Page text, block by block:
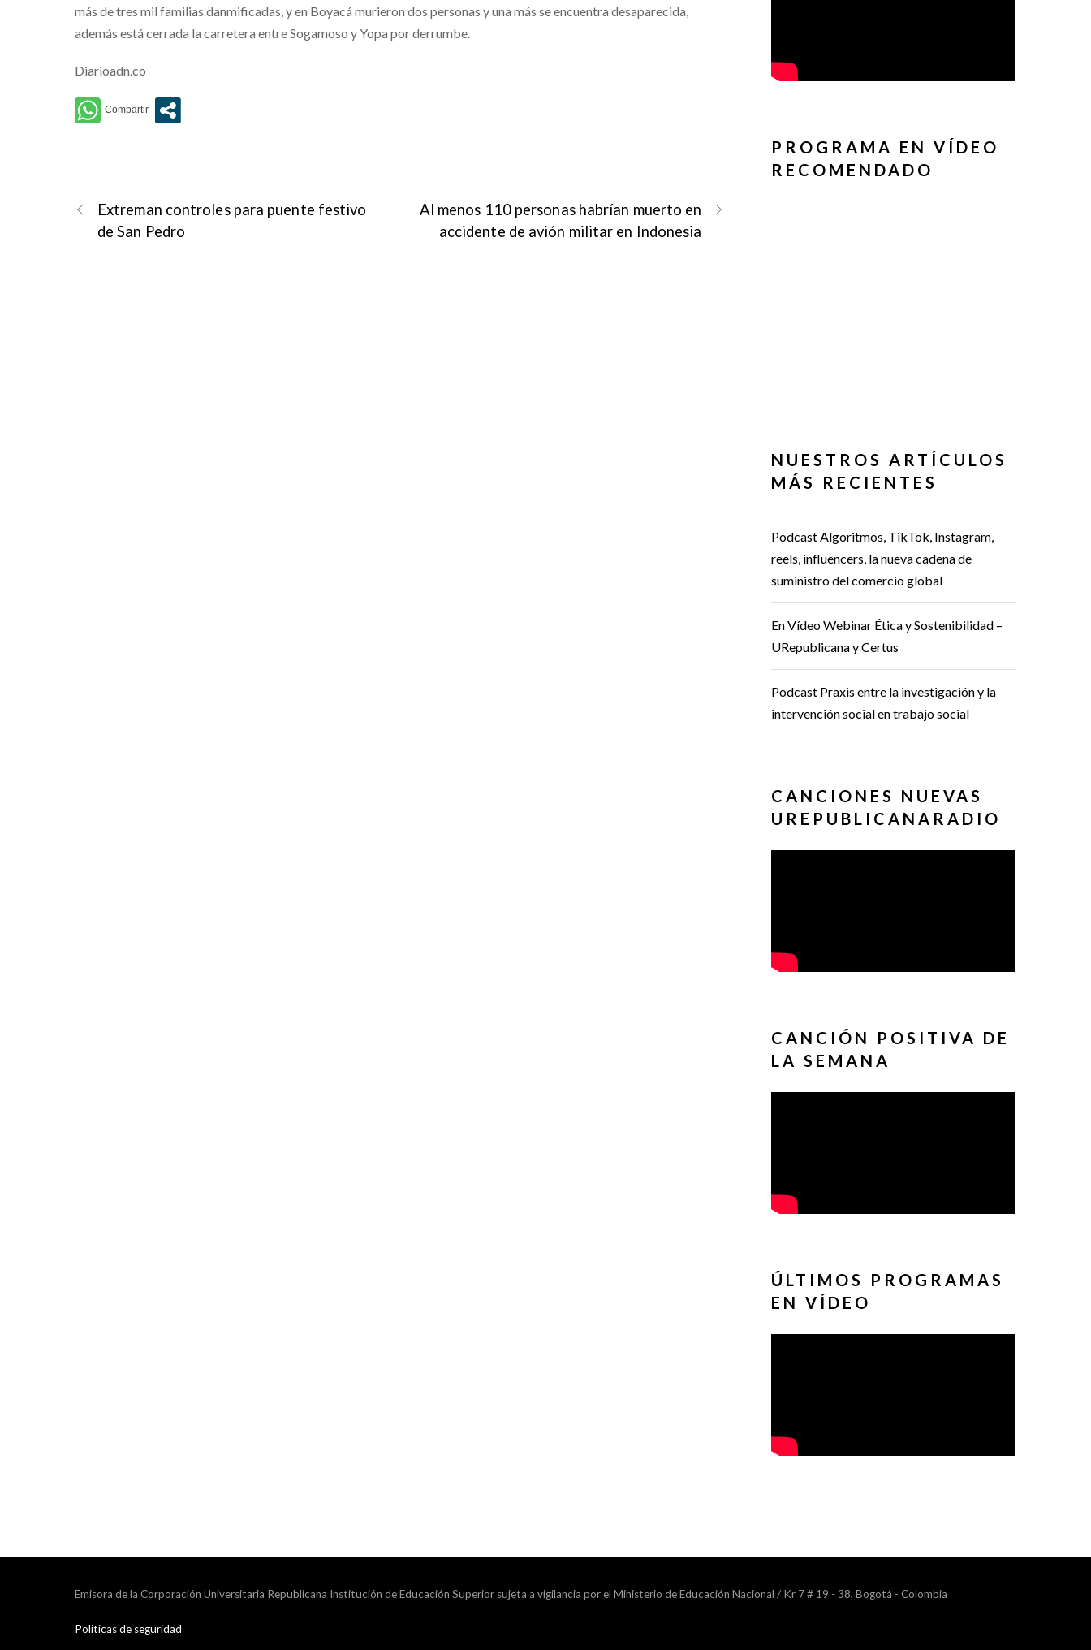
más de tres mil familias danmificadas, y en Boyacá murieron dos personas y una más se encuentra desaparecida,
además está cerrada la carretera entre Sogamoso y Yopa por derrumbe.
Diarioadn.co
Extreman controles para puente festivo
de San Pedro
Al menos 110 personas habrían muerto en
accidente de avión militar en Indonesia
PROGRAMA EN VÍDEO
RECOMENDADO
NUESTROS ARTÍCULOS
MÁS RECIENTES
Podcast Algoritmos, TikTok, Instagram,
reels, influencers, la nueva cadena de
suministro del comercio global
En Vídeo Webinar Ética y Sostenibilidad –
URepublicana y Certus
Podcast Praxis entre la investigación y la
intervención social en trabajo social
CANCIONES NUEVAS
UREPUBLICANARADIO
CANCIÓN POSITIVA DE
LA SEMANA
ÚLTIMOS PROGRAMAS
EN VÍDEO
Emisora de la Corporación Universitaria Republicana Institución de Educación Superior sujeta a vigilancia por el Ministerio de Educación Nacional / Kr 7 # 19 - 38, Bogotá - Colombia
Politicas de seguridad